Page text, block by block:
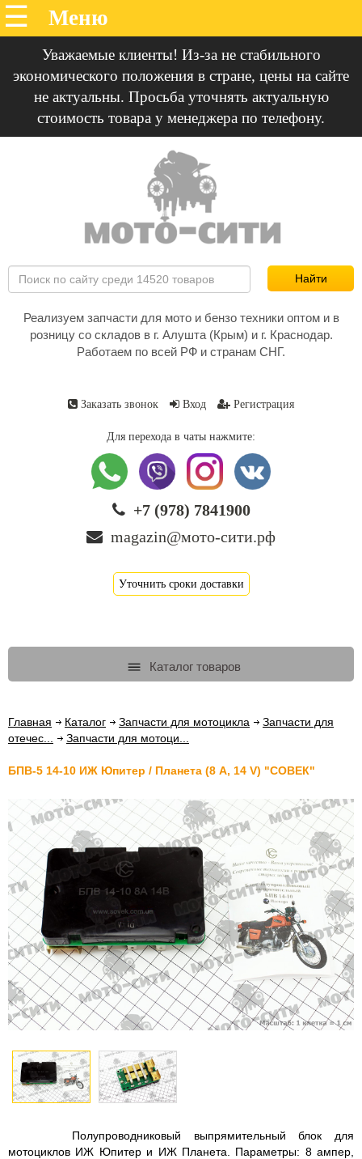
Уважаемые клиенты! Из-за не стабильного
экономического положения в стране, цены на сайте
не актуальны. Просьба уточнять актуальную
стоимость товара у менеджера по телефону.
Реализуем запчасти для мото и бензо техники оптом и в
розницу со складов в г. Алушта (Крым) и г. Краснодар.
Работаем по всей РФ и странам СНГ.
Заказать звонок Вход Регистрация
Для перехода в чаты нажмите:
+7 (978) 7841900
magazin@мото-сити.рф
Уточнить сроки доставки
Каталог товаров
Главная Каталог Запчасти для мотоцикла
Запчасти для
отечес...
Запчасти для мотоци...
БПВ-5 14-10 ИЖ Юпитер / Планета (8 А, 14 V) "СОВЕК"
Полупроводниковый выпрямительный блок для
мотоциклов ИЖ Юпитер и ИЖ Планета. Параметры: 8 ампер,